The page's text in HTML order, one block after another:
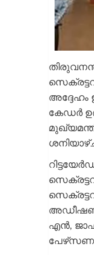
അദ്ദേഹം
കേഡര്‍
എന്‍,